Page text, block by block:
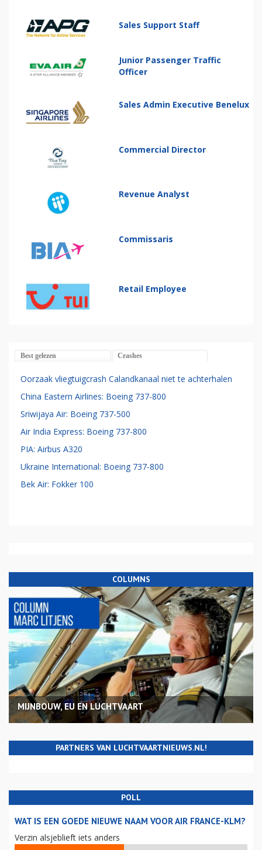
Sales Support Staff
Junior Passenger Traffic
Officer
Sales Admin Executive Benelux
Commercial Director
Revenue Analyst
Commissaris
Retail Employee
Best gelezen Crashes
Oorzaak vliegtuigcrash Calandkanaal niet te achterhalen
China Eastern Airlines: Boeing 737-800
Sriwijaya Air: Boeing 737-500
Air India Express: Boeing 737-800
PIA: Airbus A320
Ukraine International: Boeing 737-800
Bek Air: Fokker 100
COLUMNS
MIJNBOUW, EU EN LUCHTVAART
PARTNERS VAN LUCHTVAARTNIEUWS.NL!
POLL
WAT IS EEN GOEDE NIEUWE NAAM VOOR AIR FRANCE-KLM?
Verzin alsjeblieft iets anders